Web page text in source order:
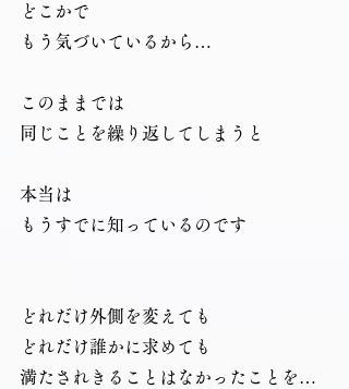
どこかで
もう気づいているから…
このままでは
同じことを繰り返してしまうと
本当は
もうすでに知っているのです
どれだけ外側を変えても
どれだけ誰かに求めても
満たされきることはなかったことを…